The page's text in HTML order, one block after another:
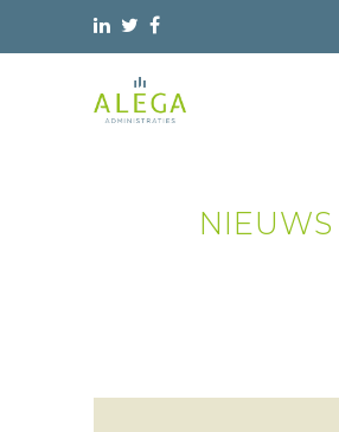
NIEUWS